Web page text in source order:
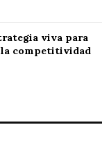
viva para
competitividad